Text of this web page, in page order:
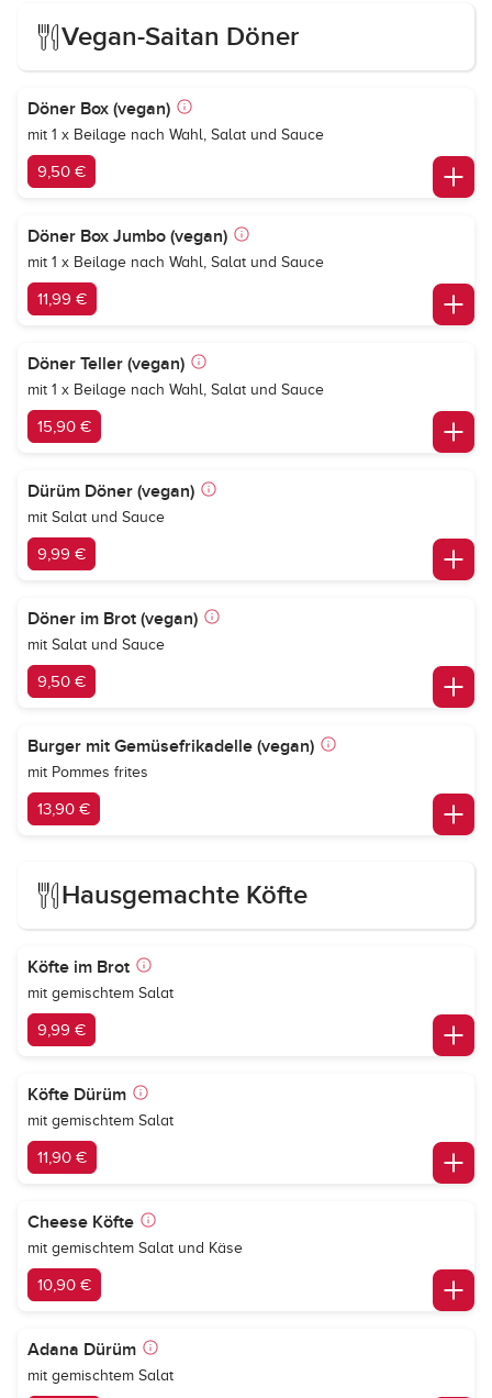
Vegan-Saitan Döner
Döner Box (vegan)
mit 1 x Beilage nach Wahl, Salat und Sauce
9,50 €
Döner Box Jumbo (vegan)
mit 1 x Beilage nach Wahl, Salat und Sauce
11,99 €
Döner Teller (vegan)
mit 1 x Beilage nach Wahl, Salat und Sauce
15,90 €
Dürüm Döner (vegan)
mit Salat und Sauce
9,99 €
Döner im Brot (vegan)
mit Salat und Sauce
9,50 €
Burger mit Gemüsefrikadelle (vegan)
mit Pommes frites
13,90 €
Hausgemachte Köfte
Köfte im Brot
mit gemischtem Salat
9,99 €
Köfte Dürüm
mit gemischtem Salat
11,90 €
Cheese Köfte
mit gemischtem Salat und Käse
10,90 €
Adana Dürüm
mit gemischtem Salat